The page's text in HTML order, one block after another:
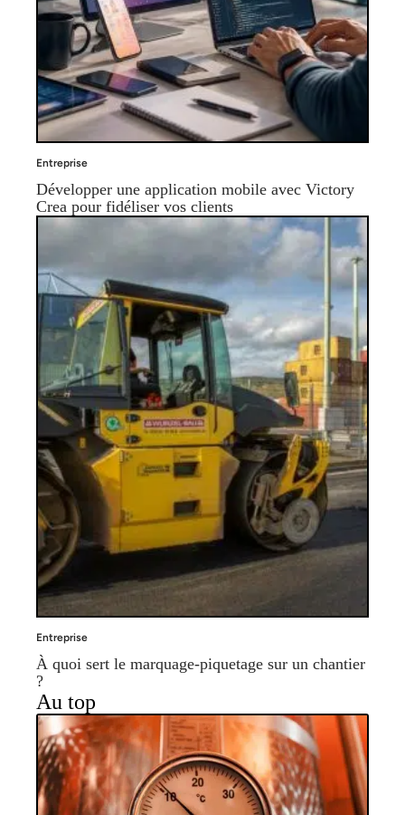
Entreprise
Développer une application mobile avec Victory
Crea pour fidéliser vos clients
Entreprise
À quoi sert le marquage-piquetage sur un chantier
?
Au top